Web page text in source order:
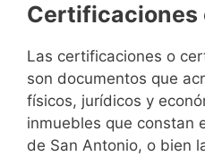
Certificaciones
Las certificaciones o
son documentos que
físicos, jurídicos y
inmuebles que constan
de San Antonio, o bien